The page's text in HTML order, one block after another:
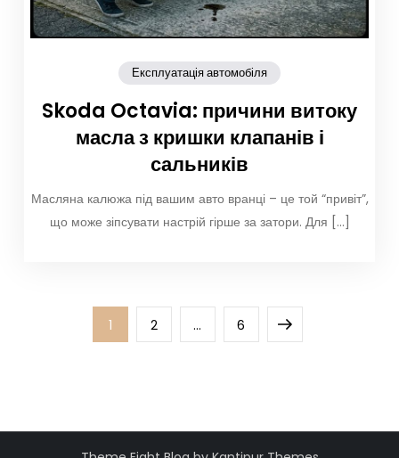
Експлуатація автомобіля
Skoda Octavia: причини витоку
масла з кришки клапанів і
сальників
Масляна калюжа під вашим авто вранці – це той “привіт”,
що може зіпсувати настрій гірше за затори. Для […]
Пагінація
Page
1 Page
2 … Page
6
Next